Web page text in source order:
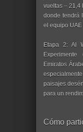
vueltas – 21,4
donde tendrá
el equipo
Etapa 2: Al
Emiratos
paisajes
para un
Cómo